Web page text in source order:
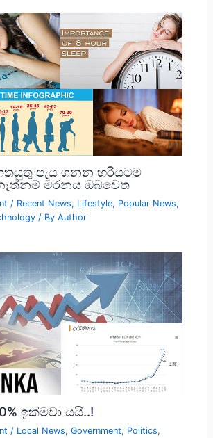
පැය ගනන හරියටම
මරනය ඔබවෙත
/ Recent News, Lifestyle, Popular News,
/ ByAuthor
ඉක්මවා යයි..!
/ Local News,Government, Politics,